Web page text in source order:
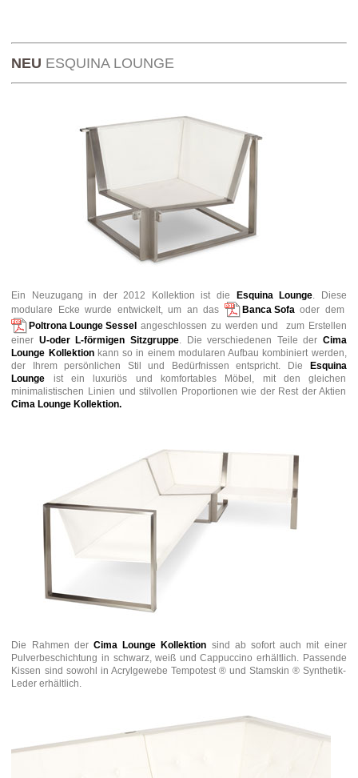
NEU ESQUINA LOUNGE
Ein Neuzugang in der 2012 Kollektion ist die Esquina Lounge. Diese
modulare Ecke wurde entwickelt, um an das
Banca Sofaoder dem
Poltrona Lounge Sessel angeschlossen zu werden und zum Erstellen
einer U-oder L-förmigen Sitzgruppe. Die verschiedenen Teile der Cima
Lounge Kollektionkann so in einem modularen Aufbau kombiniert werden,
der Ihrem persönlichen Stil und Bedürfnissen entspricht. Die
Esquina
Lounge ist ein luxuriös und komfortables Möbel, mit den gleichen
minimalistischen Linien und stilvollen Proportionen wie der Rest der Aktien
Cima Lounge Kollektion.
Die Rahmen derCima Lounge Kollektion sind ab sofort auch mit einer
Pulverbeschichtung in schwarz, weiß und Cappuccino erhältlich. Passende
Kissen sind sowohl in Acrylgewebe Tempotest ® und Stamskin ® Synthetik-
Leder erhältlich.